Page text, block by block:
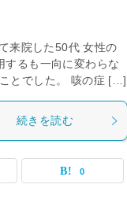
来院した50代 女性の
するも一向に変わらな
とでした。 咳の症 […]
続きを読む
0